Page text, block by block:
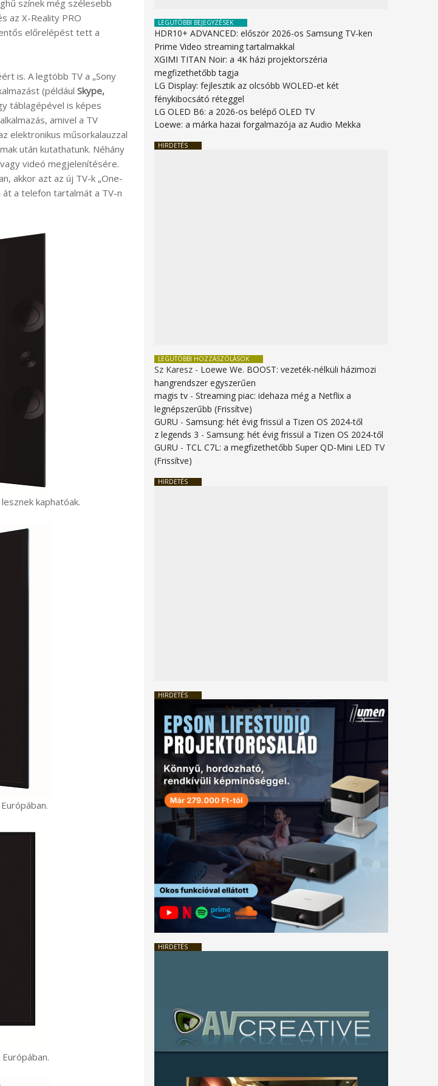
színek még szélesebb
az X-Reality PRO
előrelépést tett a
is. A legtöbb TV a „Sony
(például Skype,
táblagépével is képes
alkalmazás, amivel a TV
elektronikus műsorkalauzzal
után kutathatunk. Néhány
videó megjelenítésére.
akkor azt az új TV-k „One-
a telefon tartalmát a TV-n
kaphatóak.
LEGUTÓBBI BEJEGYZÉSEK
HDR10+ ADVANCED: először 2026-os Samsung TV-ken
Prime Video streaming tartalmakkal
XGIMI TITAN Noir: a 4K házi projektorszéria
megfizethetőbb tagja
LG Display: fejlesztik az olcsóbb WOLED-et két
fénykibocsátó réteggel
LG OLED B6: a 2026-os belépő OLED TV
Loewe: a márka hazai forgalmazója az Audio Mekka
HIRDETÉS
LEGUTÓBBI HOZZÁSZÓLÁSOK
Sz Karesz - Loewe We. BOOST: vezeték-nélküli házimozi
hangrendszer egyszerűen
magis tv -Streaming piac: idehaza még a Netflix a
legnépszerűbb (Frissítve)
GURU -Samsung: hét évig frissül a Tizen OS 2024-től
z legends 3 -Samsung: hét évig frissül a Tizen OS 2024-től
GURU - TCL C7L: a megfizethetőbb Super QD-Mini LED TV
(Frissítve)
HIRDETÉS
HIRDETÉS
HIRDETÉS